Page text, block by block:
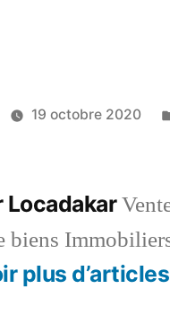
19 octobre 2020
Locadakar
biens
plus d’articles